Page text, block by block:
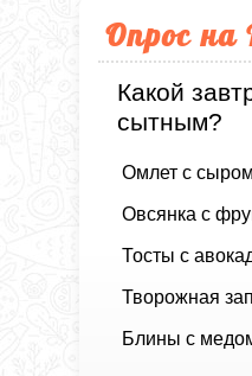
Опрос на
Какой
сытным?
Омлет с сыром
Овсянка с
Тосты с
Творожная
Блины с